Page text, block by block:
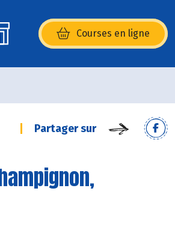
Courses en ligne
(s’ouvre dans une nouvelle
Partager sur